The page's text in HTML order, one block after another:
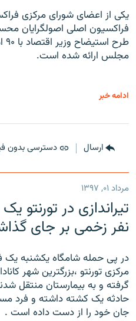
یکی از اعضای شورای مرکزی
فراکسیون اصلی اصولگرایان
مجلس ارائه شده است.
ادامه خبر
ارسال دسترسی بدون
مرداد ۰۱, ۱۳۹۷
نفر زخمی بر جای
در پی حمله شامگاه یکشنبه یک
گرفته و به بیمارستان منتقل
حادثه یک کشته داشته و فرد
جان خود را از دست داده است .